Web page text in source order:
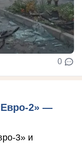
0
2» —
3» и